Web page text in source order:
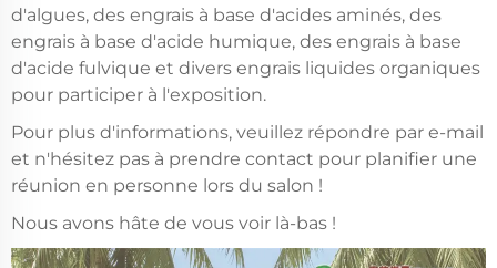
d'algues, des engrais à base d'acides aminés, des
engrais à base d'acide humique, des engrais à base
d'acide fulvique et divers engrais liquides organiques
pour participer à l'exposition.
Pour plus d'informations, veuillez répondre par e-mail
et n'hésitez pas à prendre contact pour planifier une
réunion en personne lors du salon !
Nous avons hâte de vous voir là-bas !